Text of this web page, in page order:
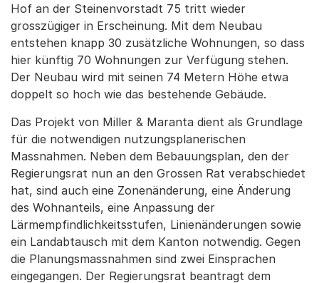
Hof an der Steinenvorstadt 75 tritt wieder
grosszügiger in Erscheinung. Mit dem Neubau
entstehen knapp 30 zusätzliche Wohnungen, so dass
hier künftig 70 Wohnungen zur Verfügung stehen.
Der Neubau wird mit seinen 74 Metern Höhe etwa
doppelt so hoch wie das bestehende Gebäude.
Das Projekt von Miller & Maranta dient als Grundlage
für die notwendigen nutzungsplanerischen
Massnahmen. Neben dem Bebauungsplan, den der
Regierungsrat nun an den Grossen Rat verabschiedet
hat, sind auch eine Zonenänderung, eine Änderung
des Wohnanteils, eine Anpassung der
Lärmempfindlichkeitsstufen, Linienänderungen sowie
ein Landabtausch mit dem Kanton notwendig. Gegen
die Planungsmassnahmen sind zwei Einsprachen
eingegangen. Der Regierungsrat beantragt dem